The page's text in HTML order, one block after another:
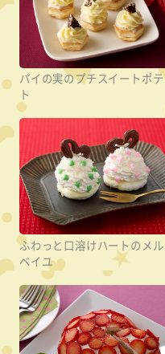
パイの実のプチスイートポテ
ト
ふわっと口溶けハートのメル
ベイユ